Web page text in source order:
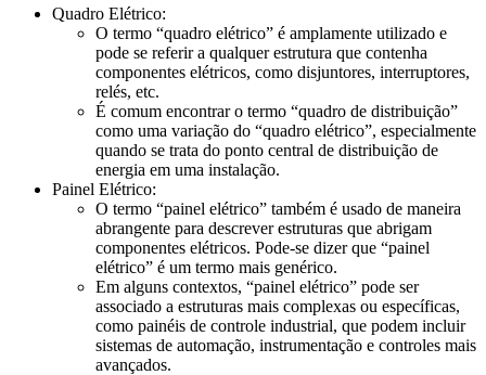
Quadro Elétrico:
O termo “quadro elétrico” é amplamente utilizado e
pode se referir a qualquer estrutura que contenha
componentes elétricos, como disjuntores, interruptores,
relés, etc.
É comum encontrar o termo “quadro de distribuição”
como uma variação do “quadro elétrico”, especialmente
quando se trata do ponto central de distribuição de
energia em uma instalação.
Painel Elétrico:
O termo “painel elétrico” também é usado de maneira
abrangente para descrever estruturas que abrigam
componentes elétricos. Pode-se dizer que “painel
elétrico” é um termo mais genérico.
Em alguns contextos, “painel elétrico” pode ser
associado a estruturas mais complexas ou específicas,
como painéis de controle industrial, que podem incluir
sistemas de automação, instrumentação e controles mais
avançados.